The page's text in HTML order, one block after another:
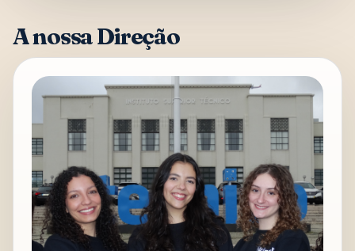
A nossa Direção